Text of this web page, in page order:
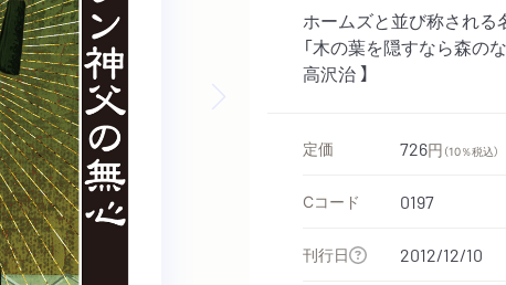
ホームズと並び称される
「木の葉を隠すなら森の
高沢治 】
定価 726円 （10％税込）
Cコード 0197
刊行日 2012/12/10